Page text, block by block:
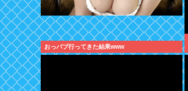
おっパブ行ってきた結果www